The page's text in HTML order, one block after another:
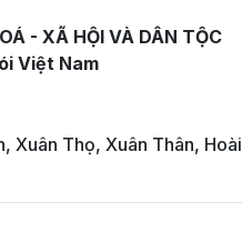
- XÃ HỘI VÀ DÂN TỘC
Việt Nam
Xuân Thọ, Xuân Thân, Hoài